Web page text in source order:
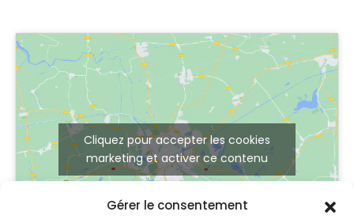
Gérer le consentement
Cliquez pour accepter les cookies
marketing et activer ce contenu